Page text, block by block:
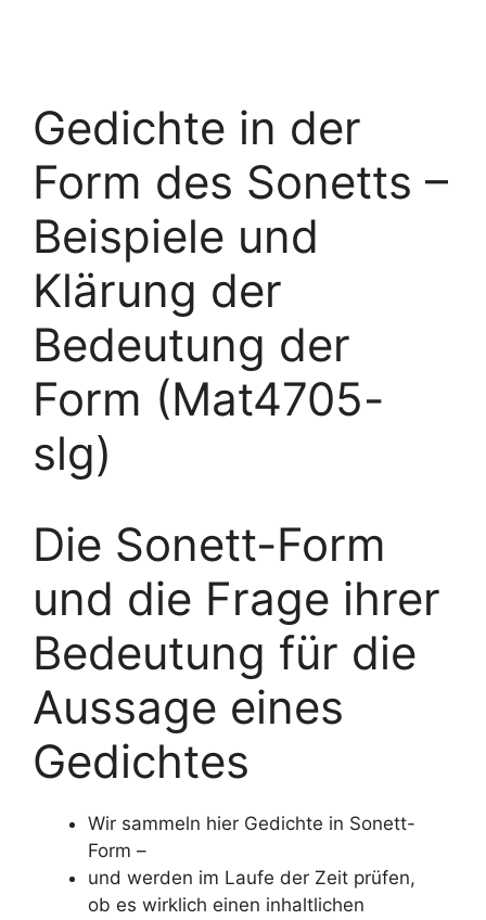
Gedichte in der
Form des Sonetts –
Beispiele und
Klärung der
Bedeutung der
Form (Mat4705-
slg)
Die Sonett-Form
und die Frage ihrer
Bedeutung für die
Aussage eines
Gedichtes
Wir sammeln hier Gedichte in Sonett-
Form –
und werden im Laufe der Zeit prüfen,
ob es wirklich einen inhaltlichen